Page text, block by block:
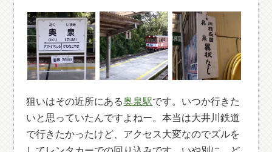
狙いはその近所にある奥泉駅です。いつか行きた
いと思っていたんですよねー。本当は大井川鉄道
で行きたかったけど、アクセス大変なのでズルを